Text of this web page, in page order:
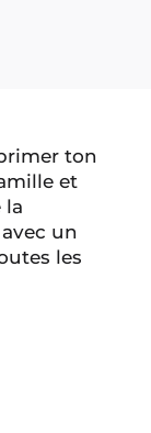
ton
et
la
un
les